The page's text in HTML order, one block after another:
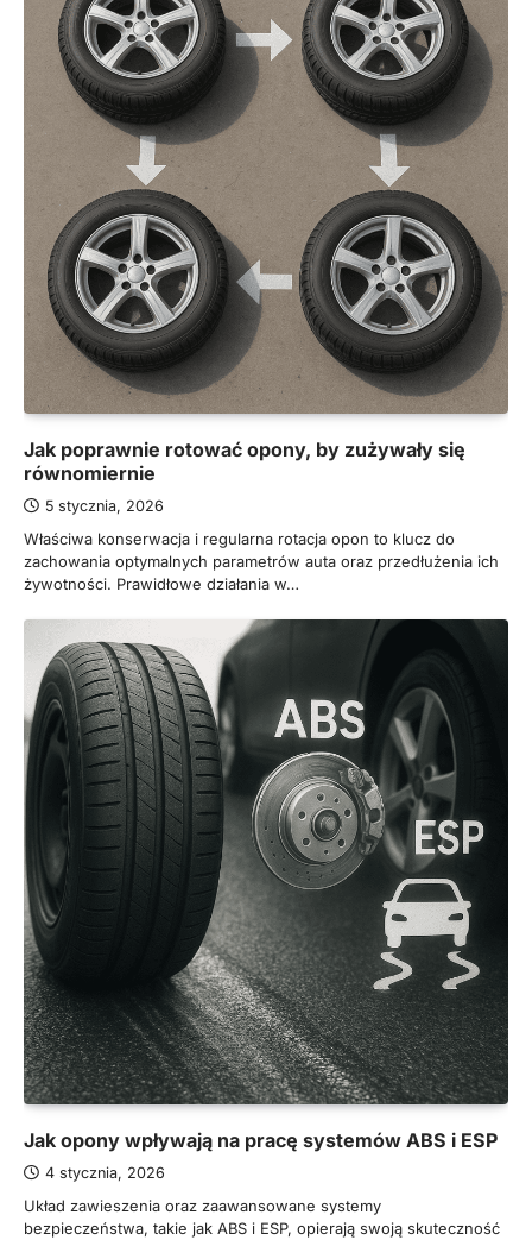
Jak poprawnie rotować opony, by zużywały się
równomiernie
5 stycznia, 2026
Właściwa konserwacja i regularna rotacja opon to klucz do
zachowania optymalnych parametrów auta oraz przedłużenia ich
żywotności. Prawidłowe działania w…
Jak opony wpływają na pracę systemów ABS i ESP
4 stycznia, 2026
Układ zawieszenia oraz zaawansowane systemy
bezpieczeństwa, takie jak ABS i ESP, opierają swoją skuteczność